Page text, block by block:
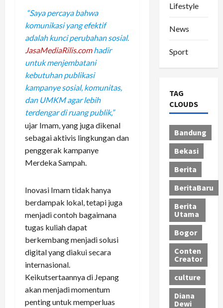
“Saya percaya bahwa
komunikasi yang efektif
adalah kunci perubahan sosial.
JasaMediaRilis.comhadir
untuk menjembatani
kebutuhan publikasi
kampanye sosial, komunitas,
dan UMKM agar lebih
terdengar di ruang publik,”
ujar Imam, yang juga dikenal
sebagai aktivis lingkungan dan
penggerak kampanye
Merdeka Sampah.
Inovasi Imam tidak hanya
berdampak lokal, tetapi juga
menjadi contoh bagaimana
tugas kuliah dapat
berkembang menjadi solusi
digital yang diakui secara
internasional.
Keikutsertaannya di Jepang
akan menjadi momentum
penting untuk memperluas
Lifestyle
News
Sport
TAG
CLOUDS
Bandung
Bekasi
Berita
BeritaBaru
Berita
Utama
Bogor
Conten
Creator
culture
Diana
Dewi